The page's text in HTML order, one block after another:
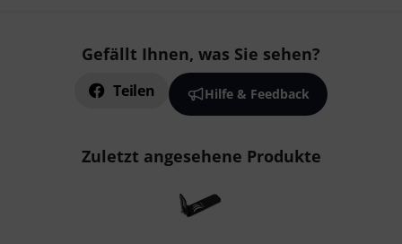
Gefällt Ihnen, was Sie sehen?
Teilen Hilfe & Feedback
Zuletzt angesehene Produkte